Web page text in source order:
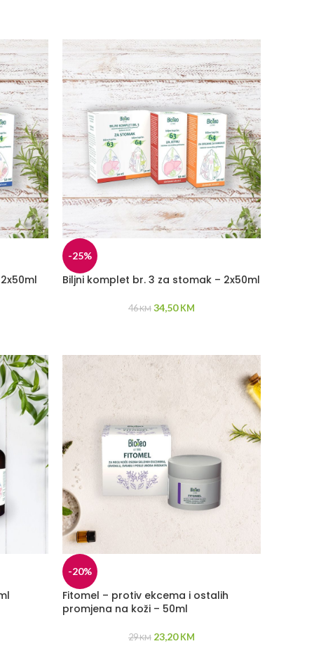
-25%
Biljni komplet br. 3 za stomak – 2x50ml
46KM 34,50 KM
-20%
Fitomel – protiv ekcema i ostalih
promjena na koži – 50ml
29KM 23,20 KM